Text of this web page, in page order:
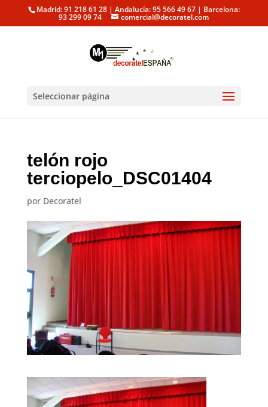
Madrid: 91 218 61 28 | Andalucía: 95 566 49 67 | Barcelona:
93 299 09 74 comercial@decoratel.com
Seleccionar página
telón rojo
terciopelo_DSC01404
por Decoratel